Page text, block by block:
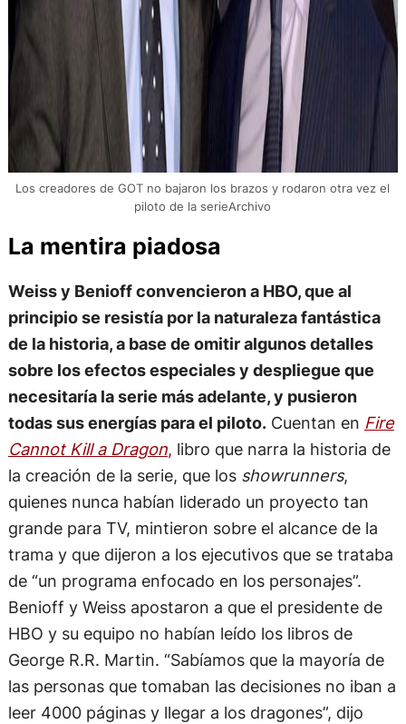
Los creadores de GOT no bajaron los brazos y rodaron otra vez el
piloto de la serieArchivo
La mentira piadosa
Weiss y Benioff convencieron a HBO, que al
principio se resistía por la naturaleza fantástica
de la historia, a base de omitir algunos detalles
sobre los efectos especiales y despliegue que
necesitaría la serie más adelante, y pusieron
todas sus energías para el piloto.Cuentan en Fire
Cannot Kill a Dragon, libro que narra la historia de
la creación de la serie, que los showrunners,
quienes nunca habían liderado un proyecto tan
grande para TV, mintieron sobre el alcance de la
trama y que dijeron a los ejecutivos que se trataba
de “un programa enfocado en los personajes”.
Benioff y Weiss apostaron a que el presidente de
HBO y su equipo no habían leído los libros de
George R.R. Martin. “Sabíamos que la mayoría de
las personas que tomaban las decisiones no iban a
leer 4000 páginas y llegar a los dragones”, dijo